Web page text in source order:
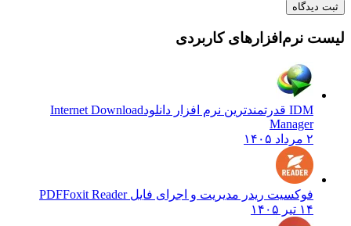
نرم‌افزارهای کاربردی
Internet Download
Manager
فوکسیت ریدر مدیریت و اجرای فایل PDFFoxit Reader